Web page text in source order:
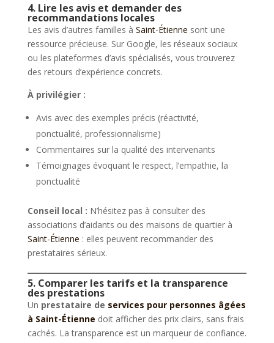
4. Lire les avis et demander des
recommandations locales
Les avis d’autres familles à Saint-Étienne sont une
ressource précieuse. Sur Google, les réseaux sociaux
ou les plateformes d’avis spécialisés, vous trouverez
des retours d’expérience concrets.
À privilégier :
Avis avec des exemples précis (réactivité,
ponctualité, professionnalisme)
Commentaires sur la qualité des intervenants
Témoignages évoquant le respect, l’empathie, la
ponctualité
Conseil local : N’hésitez pas à consulter des
associations d’aidants ou des maisons de quartier à
Saint-Étienne : elles peuvent recommander des
prestataires sérieux.
5. Comparer les tarifs et la transparence
des prestations
Un prestataire de services pour personnes âgées
à Saint-Étienne doit afficher des prix clairs, sans frais
cachés. La transparence est un marqueur de confiance.